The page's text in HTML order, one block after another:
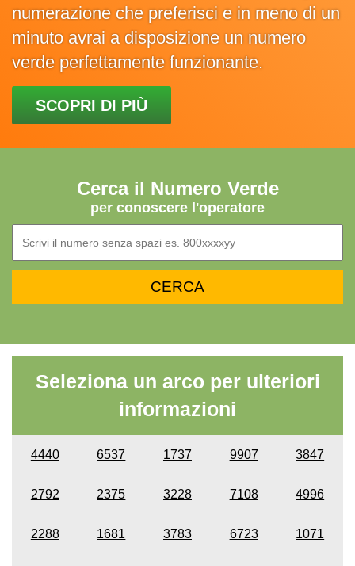
numerazione che preferisci e in meno di un
minuto avrai a disposizione un numero
verde perfettamente funzionante.
SCOPRI DI PIÙ
Cerca il Numero Verde
per conoscere l'operatore
Seleziona un arco per ulteriori
informazioni
4440 6537 1737 9907 3847
2792 2375 3228 7108 4996
2288 1681 3783 6723 1071